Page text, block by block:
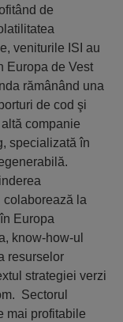
de
veniturile ISI au
Europa de Vest
rămânând una
de cod şi
companie
specializată în
colaborează la
Europa
know-how-ul
resurselor
strategiei verzi
Sectorul
mai profitabile